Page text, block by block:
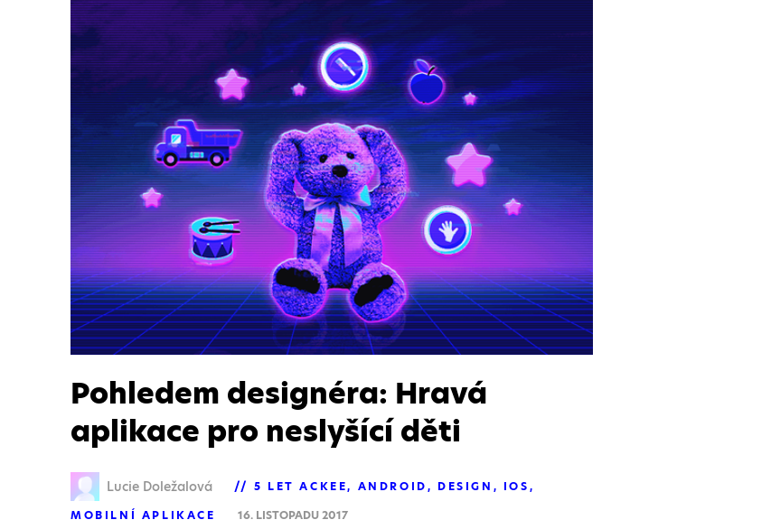
Pohledem designéra: Hravá
aplikace pro neslyšící děti
Lucie Doležalová 5 LET ACKEE ANDROID DESIGN
IOS
MOBILNÍ APLIKACE
16. LISTOPADU 2017